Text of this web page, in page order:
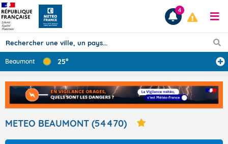
Prévisions
TOUS LES RÉSULTATS
Articles
4
Beaumont 25°
METEO BEAUMONT (54470)